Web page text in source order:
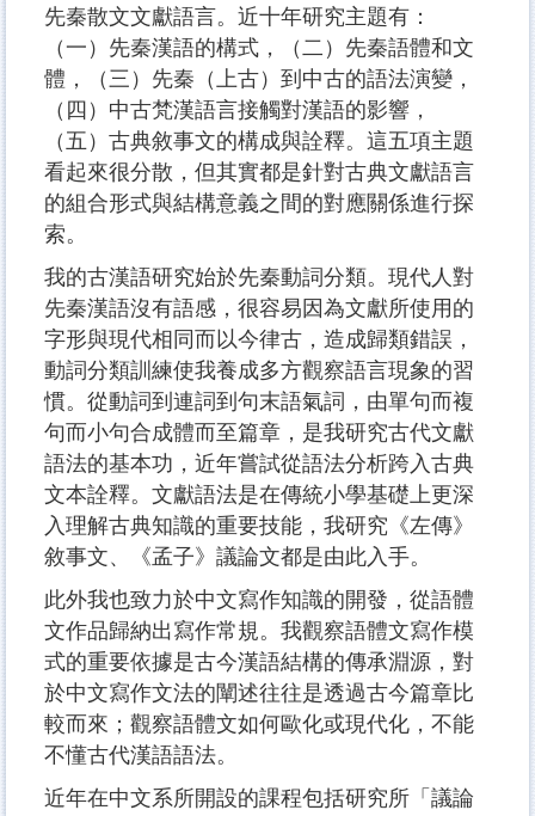
先秦散文文獻語言。近十年研究主題有：
（一）先秦漢語的構式，（二）先秦語體和文
體，（三）先秦（上古）到中古的語法演變，
（四）中古梵漢語言接觸對漢語的影響，
（五）古典敘事文的構成與詮釋。這五項主題
看起來很分散，但其實都是針對古典文獻語言
的組合形式與結構意義之間的對應關係進行探
索。
我的古漢語研究始於先秦動詞分類。現代人對
先秦漢語沒有語感，很容易因為文獻所使用的
字形與現代相同而以今律古，造成歸類錯誤，
動詞分類訓練使我養成多方觀察語言現象的習
慣。從動詞到連詞到句末語氣詞，由單句而複
句而小句合成體而至篇章，是我研究古代文獻
語法的基本功，近年嘗試從語法分析跨入古典
文本詮釋。文獻語法是在傳統小學基礎上更深
入理解古典知識的重要技能，我研究《左傳》
敘事文、《孟子》議論文都是由此入手。
此外我也致力於中文寫作知識的開發，從語體
文作品歸納出寫作常規。我觀察語體文寫作模
式的重要依據是古今漢語結構的傳承淵源，對
於中文寫作文法的闡述往往是透過古今篇章比
較而來；觀察語體文如何歐化或現代化，不能
不懂古代漢語語法。
近年在中文系所開設的課程包括研究所「議論